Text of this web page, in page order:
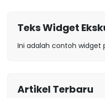
Teks Widget
Ini adalah contoh widget
Artikel Terbaru